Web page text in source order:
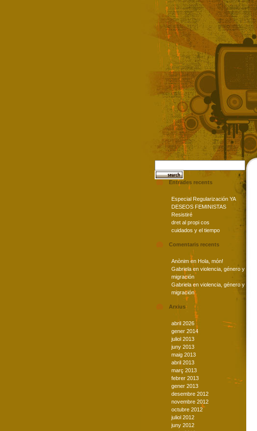
Entrades recents
Especial Regularización YA
DESEOS FEMINISTAS
Resistiré
dret al propi cos
cuidados y el tiempo
Comentaris recents
Anònim en Hola, món!
Gabrielaen violencia, género y
migración
Gabriela en violencia, género y
migración
Arxius
abril 2026
gener 2014
juliol 2013
juny 2013
maig 2013
abril 2013
març 2013
febrer 2013
gener 2013
desembre 2012
novembre 2012
octubre 2012
juliol 2012
juny 2012